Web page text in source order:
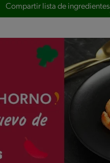
Compartir lista de ingredientes